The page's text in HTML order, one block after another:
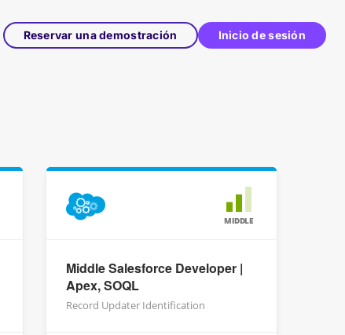
Reservar una demostración Inicio de sesión
MIDDLE
Middle Salesforce Developer |
Apex, SOQL
Record Updater Identification